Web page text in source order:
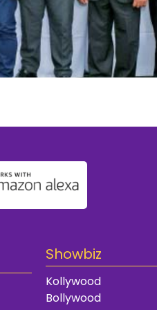
Showbiz
Kollywood
Bollywood